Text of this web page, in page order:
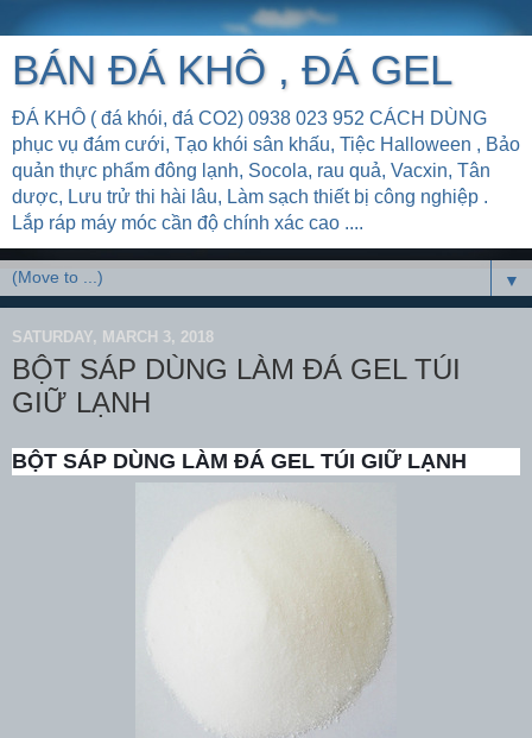
BÁN ĐÁ KHÔ , ĐÁ GEL
ĐÁ KHÔ ( đá khói, đá CO2) 0938 023 952 CÁCH DÙNG
phục vụ đám cưới, Tạo khói sân khấu, Tiệc Halloween , Bảo
quản thực phẩm đông lạnh, Socola, rau quả, Vacxin, Tân
dược, Lưu trử thi hài lâu, Làm sạch thiết bị công nghiệp .
Lắp ráp máy móc cần độ chính xác cao ....
▼
SATURDAY, MARCH 3, 2018
BỘT SÁP DÙNG LÀM ĐÁ GEL TÚI
GIỮ LẠNH
BỘT SÁP DÙNG LÀM ĐÁ GEL TÚI GIỮ LẠNH